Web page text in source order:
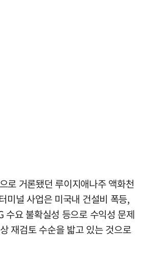
로 거론됐던 루이지애나주 액화천
미널 사업은 미국내 건설비 폭등,
수요 불확실성 등으로 수익성 문제
재검토 수순을 밟고 있는 것으로